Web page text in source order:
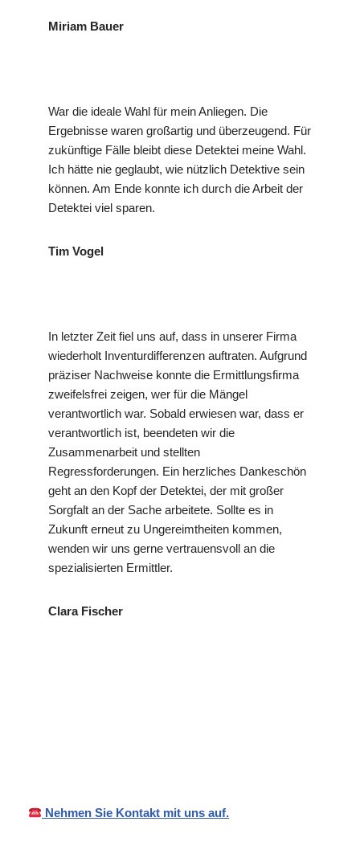
Miriam Bauer
War die ideale Wahl für mein Anliegen. Die
Ergebnisse waren großartig und überzeugend. Für
zukünftige Fälle bleibt diese Detektei meine Wahl.
Ich hätte nie geglaubt, wie nützlich Detektive sein
können. Am Ende konnte ich durch die Arbeit der
Detektei viel sparen.
Tim Vogel
In letzter Zeit fiel uns auf, dass in unserer Firma
wiederholt Inventurdifferenzen auftraten. Aufgrund
präziser Nachweise konnte die Ermittlungsfirma
zweifelsfrei zeigen, wer für die Mängel
verantwortlich war. Sobald erwiesen war, dass er
verantwortlich ist, beendeten wir die
Zusammenarbeit und stellten
Regressforderungen. Ein herzliches Dankeschön
geht an den Kopf der Detektei, der mit großer
Sorgfalt an der Sache arbeitete. Sollte es in
Zukunft erneut zu Ungereimtheiten kommen,
wenden wir uns gerne vertrauensvoll an die
spezialisierten Ermittler.
Clara Fischer
Nehmen Sie Kontakt mit uns auf.